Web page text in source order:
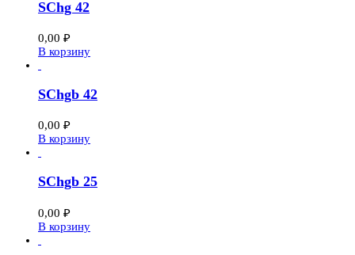
SChg 42
0,00 ₽
В корзину
SChgb 42
0,00 ₽
В корзину
SChgb 25
0,00 ₽
В корзину